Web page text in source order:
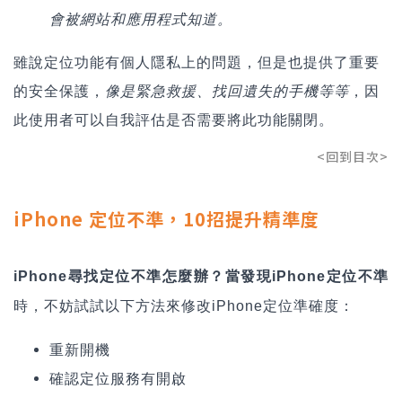
會被網站和應用程式知道。
雖說定位功能有個人隱私上的問題，但是也提供了重要
的安全保護， 像是緊急救援、找回遺失的手機等等，因
此使用者可以自我評估是否需要將此功能關閉。
<回到目次>
iPhone 定位不準，10招提升精準度
iPhone尋找定位不準怎麼辦？當發現iPhone定位不準
時，不妨試試以下方法來修改iPhone定位準確度：
重新開機
確認定位服務有開啟